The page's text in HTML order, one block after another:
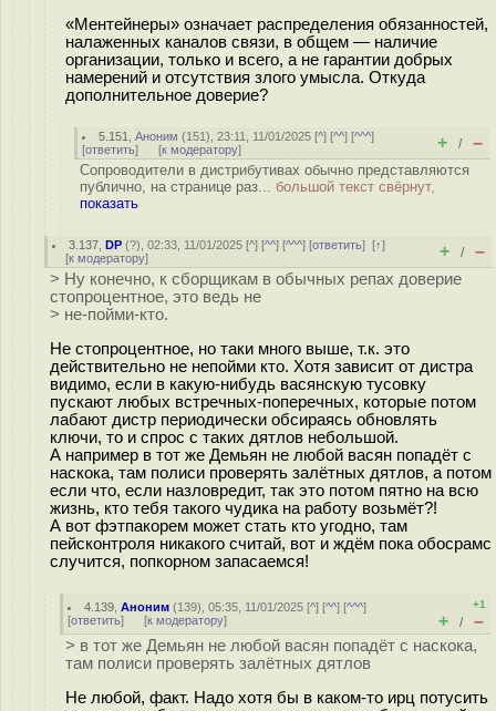
«Ментейнеры» означает распределения обязанностей,
налаженных каналов связи, в общем — наличие
организации, только и всего, а не гарантии добрых
намерений и отсутствия злого умысла. Откуда
дополнительное доверие?
5.151 ,Аноним (151), 23:11, 11/01/2025 [^] [^^] [^^^]
[ответить] [к модератору] + / –
Сопроводители в дистрибутивах обычно представляются
публично, на странице раз... большой текст свёрнут,
показать
3.137 ,DP (?), 02:33, 11/01/2025 [^] [^^] [^^^] [ответить][↑]
[к модератору] + / –
> Ну конечно, к сборщикам в обычных репах доверие
стопроцентное, это ведь не
> не-пойми-кто.
Не стопроцентное, но таки много выше, т.к. это
действительно не непойми кто. Хотя зависит от дистра
видимо, если в какую-нибудь васянскую тусовку
пускают любых встречных-поперечных, которые потом
лабают дистр периодически обсираясь обновлять
ключи, то и спрос с таких дятлов небольшой.
А например в тот же Демьян не любой васян попадёт с
наскока, там полиси проверять залётных дятлов, а потом
если что, если назловредит, так это потом пятно на всю
жизнь, кто тебя такого чудика на работу возьмёт?!
А вот фэтпакорем может стать кто угодно, там
пейсконтроля никакого считай, вот и ждём пока обосрамс
случится, попкорном запасаемся!
4.139 ,Аноним (139), 05:35, 11/01/2025 [^] [^^] [^^^]
[ответить] [к модератору]
+1
+ / –
> в тот же Демьян не любой васян попадёт с наскока,
там полиси проверять залётных дятлов
Не любой, факт. Надо хотя бы в каком-то ирц потусить